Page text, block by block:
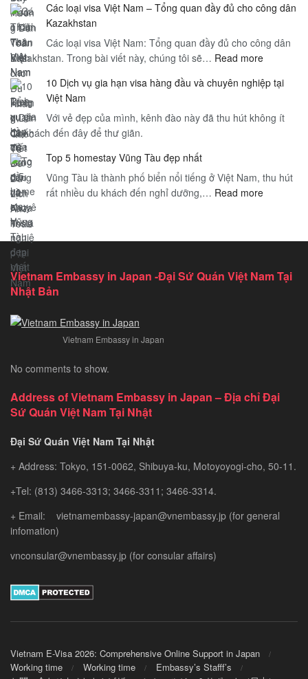
Dịch
Sân
Bay
Hướng
Toàn
Khách
Quốc
Tờ
Thiết
Cho
Thăm
Việt
Dẫn
Chi
Du
An
Toàn
Các loại visa Việt Nam – Tổng quan đầy đủ cho công dân
Kazakhstan
Các loại visa Việt Nam: Tổng quan đầy đủ cho công dân
Kazakhstan. Trong bài viết này, chúng tôi sẽ… Read more:
loại
Việt
quan
đầy
công
10 Dịch vụ gia hạn visa hàng đầu và chuyên nghiệp tại
Việt Nam
Với vẻ đẹp của mình, kênh đào này đã thu hút không ít
du khách đến đây để thư giãn.
Top 5 homestay Vũng Tàu đẹp nhất
Vũng Tàu là thành phố biển nổi tiếng ở Việt Nam, thu hút
rất nhiều du khách đến nghỉ dưỡng,… Read more:
đẹp
Vietnam Embassy in Japan -Đại Sứ Quán Việt Nam Tại
Nhật Bản
Vietnam Embassy in Japan
No comments to show.
Address of Vietnam Embassy in Japan – Địa chỉ Đại
Sứ Quán Việt Nam Tại Nhật
Đại Sứ Quán Việt Nam Tại Nhật
+ Address: Tokyo, 151-0062, Shibuya-ku, Motoyoyogi-cho, 50-11.
+Tel: (813) 3466-3313; 3466-3311; 3466-3314.
+ Email: vietnamembassy-japan@vnembassy.jp (for general
infomation)
vnconsular@vnembassy.jp (for consular affairs)
Vietnam E-Visa 2026: Comprehensive Online Support in Japan
Working time
Working time
Embassy’s Stafff’s